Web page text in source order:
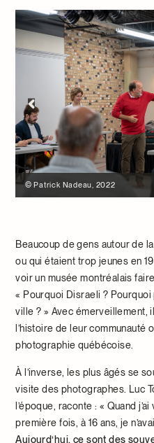
© Patrick Nadeau, 2022
Beaucoup de gens autour de
ou qui étaient trop jeunes en
voir un musée montréalais
« Pourquoi Disraeli ? Pourquoi
ville ? » Avec émerveillement,
l’histoire de leur communauté
photographie québécoise.
À l’inverse, les plus âgés se
visite des photographes. Luc
l’époque, raconte : « Quand
première fois, à 16 ans, je
Aujourd’hui, ce sont des